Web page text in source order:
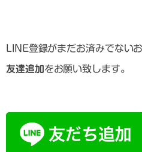
LINE登録がまだお済みでない
友達追加をお願い致します。